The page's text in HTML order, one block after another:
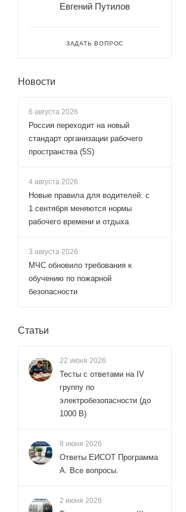
Евгений Путилов
ЗАДАТЬ ВОПРОС
Новости
6 августа 2026
Россия переходит на новый
стандарт организации рабочего
пространства (5S)
4 августа 2026
Новые правила для водителей: с
1 сентября меняются нормы
рабочего времени и отдыха
3 августа 2026
МЧС обновило требования к
обучению по пожарной
безопасности
Статьи
22 июня 2026
Тесты с ответами на IV
группу по
электробезопасности (до
1000 В)
8 июня 2026
Ответы ЕИСОТ Программа
А. Все вопросы.
2 июня 2026